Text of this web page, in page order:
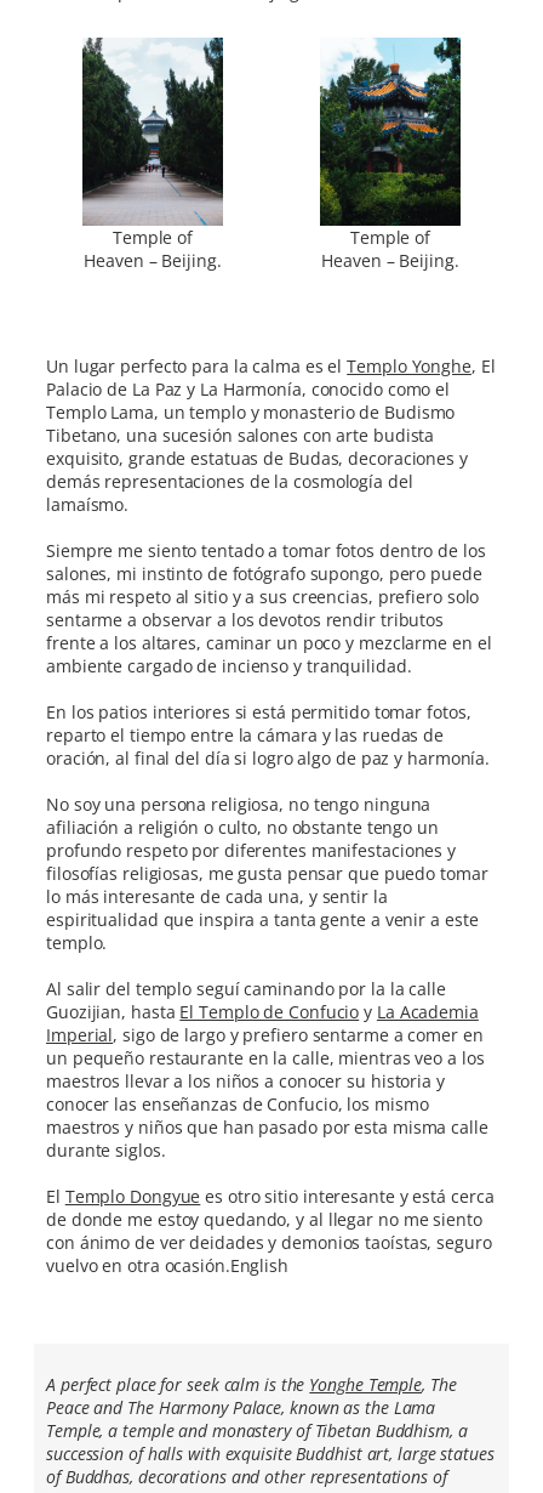
Temple of
Heaven – Beijing.
Temple of
Heaven – Beijing.
Un lugar perfecto para la calma es elTemplo Yonghe, El
Palacio de La Paz y La Harmonía, conocido como el
Templo Lama, un templo y monasterio de Budismo
Tibetano, una sucesión salones con arte budista
exquisito, grande estatuas de Budas, decoraciones y
demás representaciones de la cosmología del
lamaísmo.
Siempre me siento tentado a tomar fotos dentro de los
salones, mi instinto de fotógrafo supongo, pero puede
más mi respeto al sitio y a sus creencias, prefiero solo
sentarme a observar a los devotos rendir tributos
frente a los altares, caminar un poco y mezclarme en el
ambiente cargado de incienso y tranquilidad.
En los patios interiores si está permitido tomar fotos,
reparto el tiempo entre la cámara y las ruedas de
oración, al final del día si logro algo de paz y harmonía.
No soy una persona religiosa, no tengo ninguna
afiliación a religión o culto, no obstante tengo un
profundo respeto por diferentes manifestaciones y
filosofías religiosas, me gusta pensar que puedo tomar
lo más interesante de cada una, y sentir la
espiritualidad que inspira a tanta gente a venir a este
templo.
Al salir del templo seguí caminando por la la calle
Guozijian, hasta El Templo de Confucio y La Academia
Imperial, sigo de largo y prefiero sentarme a comer en
un pequeño restaurante en la calle, mientras veo a los
maestros llevar a los niños a conocer su historia y
conocer las enseñanzas de Confucio, los mismo
maestros y niños que han pasado por esta misma calle
durante siglos.
El Templo Dongyue es otro sitio interesante y está cerca
de donde me estoy quedando, y al llegar no me siento
con ánimo de ver deidades y demonios taoístas, seguro
vuelvo en otra ocasión.English
A perfect place for seek calm is the Yonghe Temple, The
Peace and The Harmony Palace, known as the Lama
Temple, a temple and monastery of Tibetan Buddhism, a
succession of halls with exquisite Buddhist art, large statues
of Buddhas, decorations and other representations of